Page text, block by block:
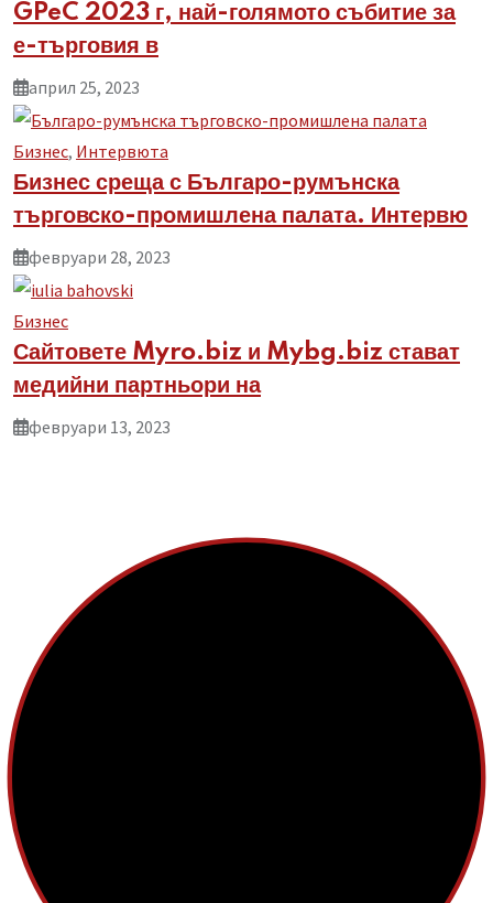
GPeC 2023 г, най-голямото събитие за
е-търговия в
април 25, 2023
Бизнес, Интервюта
Бизнес среща с Българо-румънска
търговско-промишлена палата. Интервю
февруари 28, 2023
Бизнес
Сайтовете Myro.biz и Mybg.biz стават
медийни партньори на
февруари 13, 2023